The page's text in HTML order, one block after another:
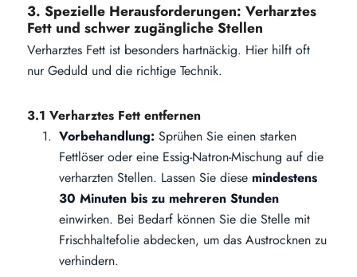
3. Spezielle Herausforderungen: Verharztes
Fett und schwer zugängliche Stellen
Verharztes Fett ist besonders hartnäckig. Hier hilft oft
nur Geduld und die richtige Technik.
3.1 Verharztes Fett entfernen
Vorbehandlung: Sprühen Sie einen starken
Fettlöser oder eine Essig-Natron-Mischung auf die
verharzten Stellen. Lassen Sie diese mindestens
30 Minuten bis zu mehreren Stunden
einwirken. Bei Bedarf können Sie die Stelle mit
Frischhaltefolie abdecken, um das Austrocknen zu
verhindern.